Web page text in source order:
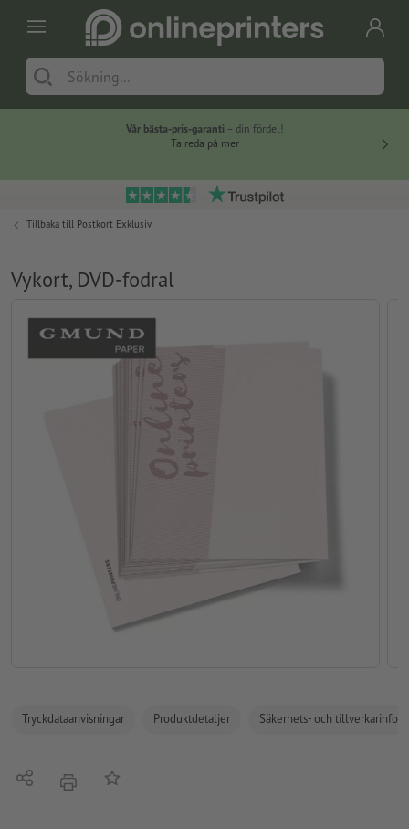
Vår bästa-pris-garanti – din fördel!
Ta reda på mer
Tillbaka till Postkort Exklusiv
Vykort, DVD-fodral
Tryckdataanvisningar Produktdetaljer Säkerhets- och
Dela erbjudandePå anteckningslistan